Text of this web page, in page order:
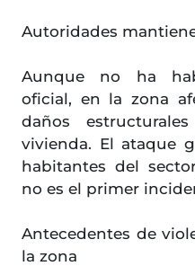
Autoridades
Aunque no ha
oficial, en la zona
daños
vivienda. El ataque
habitantes del
no es el primer
Antecedentes de
la zona